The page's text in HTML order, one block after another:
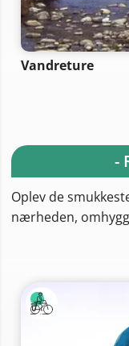
Vandreture
-
Oplev de
nærheden,